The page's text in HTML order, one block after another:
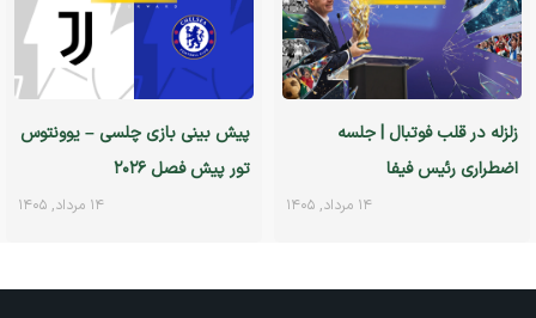
زلزله در قلب فوتبال | جلسه
اضطراری رئیس فیفا
۱۴ مرداد, ۱۴۰۵
پیش بینی بازی چلسی – یوونتوس
تور پیش فصل ۲۰۲۶
۱۴ مرداد, ۱۴۰۵